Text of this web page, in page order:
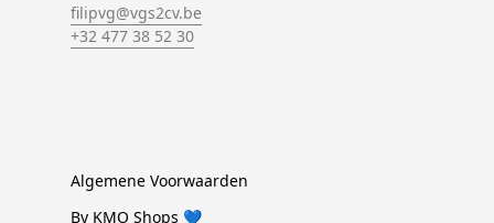
filipvg@vgs2cv.be
+32 477 38 52 30
Algemene Voorwaarden
By KMO Shops 💙